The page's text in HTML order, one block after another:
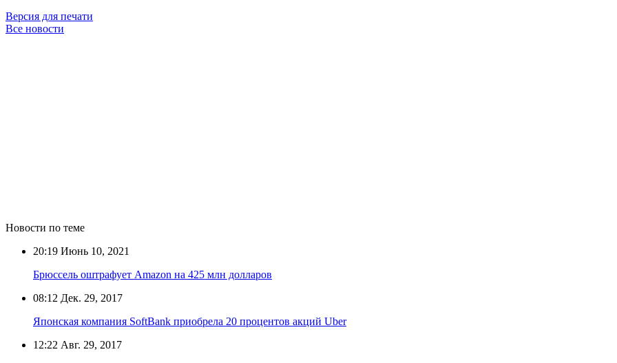
Версия для печати
Все новости
Новости по теме
20:19 Июнь 10, 2021
Брюссель оштрафует Amazon на 425 млн долларов
08:12 Дек. 29, 2017
Японская компания SoftBank приобрела 20 процентов акций Uber
12:22 Авг. 29, 2017